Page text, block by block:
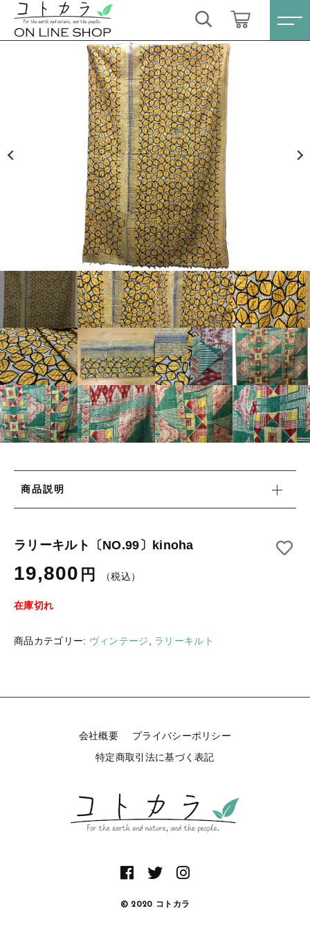
商品説明
ラリーキルト〔NO.99〕kinoha
19,800 円 （税込）
在庫切れ
商品カテゴリー: ヴィンテージ ラリーキルト
会社概要
プライバシーポリシー
特定商取引法に基づく表記
© 2020 コトカラ
カートに商品を追加しました
ラリーキルト〔NO.99〕kinoha
数量
19,800円（税込）
ショッピングを続ける
カートを確認する
ログイン / 会員登録
お気に入り
すべての商品
スキンケア・石鹸
HINOKI（土佐ヒノキ）シリーズ
サステナブル歯ブラシ・歯磨き粉
洗剤・食器用石鹸
タオル/ハンカチ
国産［奥会津］かごバッグ
カトラリー/食器
ソーラーランタン（クリーンエネルギー）
ファッション
雑貨
キリム
ギフトラッピング
新着商品
コトカラについて
すべて
スキンケア・石鹸
HINOKI（土佐ヒノキ）シリーズ
サステナブル歯ブラシ・歯磨き粉
洗剤・食器用石鹸
タオル/ハンカチ
国産［奥会津］かごバッグ
カトラリー/食器
ソーラーランタン（クリーンエネルギー）
ファッション
ラリーキルト
キーワード検索
こだわり検索
価格帯
～
その他
在庫あり セール
並び順